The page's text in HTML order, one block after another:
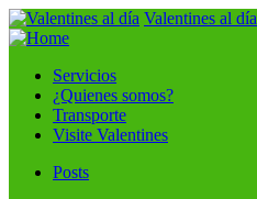
Valentines al día
Servicios
¿Quienes somos?
Transporte
Visite Valentines
Posts